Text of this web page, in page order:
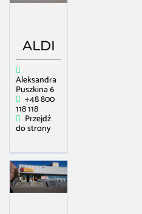
ALDI
Aleksandra
Puszkina 6
+48 800
118 118
Przejdź
do strony